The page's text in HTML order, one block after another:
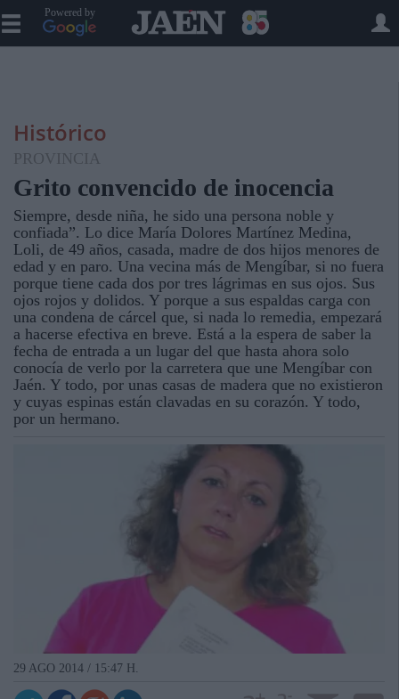
Powered by
Histórico
PROVINCIA
Grito convencido de inocencia
Siempre, desde niña, he sido una persona noble y
confiada”. Lo dice María Dolores Martínez Medina,
Loli, de 49 años, casada, madre de dos hijos menores de
edad y en paro. Una vecina más de Mengíbar, si no fuera
porque tiene cada dos por tres lágrimas en sus ojos. Sus
ojos rojos y dolidos. Y porque a sus espaldas carga con
una condena de cárcel que, si nada lo remedia, empezará
a hacerse efectiva en breve. Está a la espera de saber la
fecha de entrada a un lugar del que hasta ahora solo
conocía de verlo por la carretera que une Mengíbar con
Jaén. Y todo, por unas casas de madera que no existieron
y cuyas espinas están clavadas en su corazón. Y todo,
por un hermano.
29 AGO 2014 / 15:47 H.